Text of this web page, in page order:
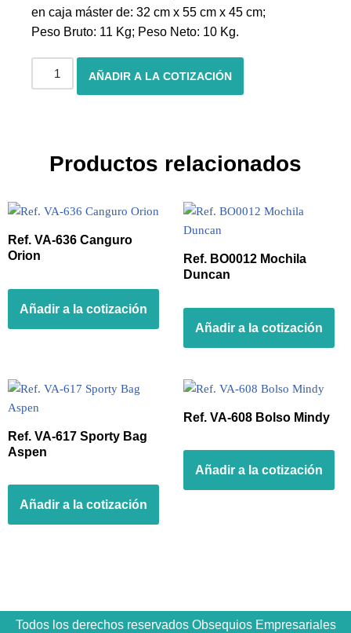
en caja máster de: 32 cm x 55 cm x 45 cm;
Peso Bruto: 11 Kg; Peso Neto: 10 Kg.
AÑADIR A LA COTIZACIÓN
Productos relacionados
Ref. VA-636 Canguro
Orion
Añadir a la cotización
Ref. BO0012 Mochila
Duncan
Añadir a la cotización
Ref. VA-617 Sporty Bag
Aspen
Añadir a la cotización
Ref. VA-608 Bolso Mindy
Añadir a la cotización
Todos los derechos reservados Obsequios Empresariales